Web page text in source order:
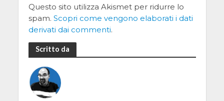
Questo sito utilizza Akismet per ridurre lo
spam. Scopri come vengono elaborati i dati
derivati dai commenti.
Scritto da